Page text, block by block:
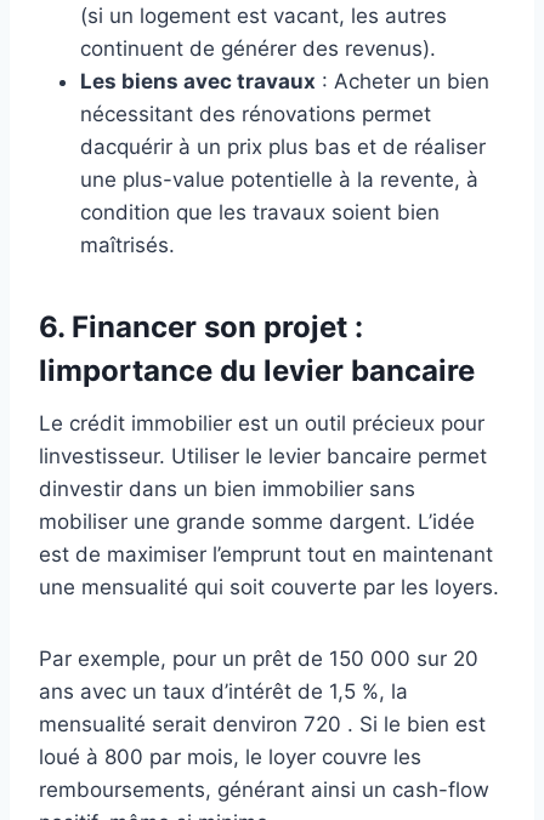
(si un logement est vacant, les autres
continuent de générer des revenus).
Les biens avec travaux : Acheter un bien
nécessitant des rénovations permet
dacquérir à un prix plus bas et de réaliser
une plus-value potentielle à la revente, à
condition que les travaux soient bien
maîtrisés.
6. Financer son projet :
limportance du levier bancaire
Le crédit immobilier est un outil précieux pour
linvestisseur. Utiliser le levier bancaire permet
dinvestir dans un bien immobilier sans
mobiliser une grande somme dargent. L’idée
est de maximiser l’emprunt tout en maintenant
une mensualité qui soit couverte par les loyers.
Par exemple, pour un prêt de 150 000 sur 20
ans avec un taux d’intérêt de 1,5 %, la
mensualité serait denviron 720 . Si le bien est
loué à 800 par mois, le loyer couvre les
remboursements, générant ainsi un cash-flow